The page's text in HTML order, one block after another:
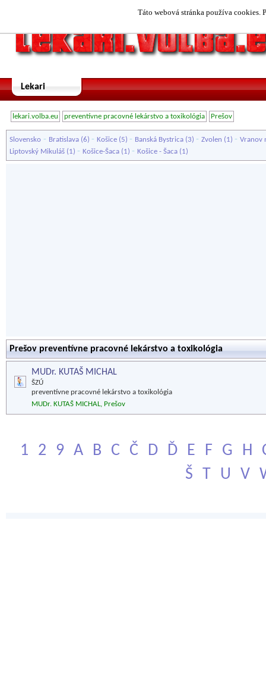
Táto webová stránka používa cookies.
Lekari
lekari.volba.eu preventívne pracovné lekárstvo a toxikológia Prešov
Slovensko - Bratislava (6) - Košice (5) - Banská Bystrica (3) - Zvolen (1) - Vranov
Liptovský Mikuláš (1) - Košice-Šaca (1) - Košice - Šaca (1)
Prešov preventívne pracovné lekárstvo a toxikológia
MUDr. KUTAŠ MICHAL
ŠZÚ
preventívne pracovné lekárstvo a toxikológia
MUDr. KUTAŠ MICHAL, Prešov
1 2 9 A B C Č D Ď E F G H
Š
T U V